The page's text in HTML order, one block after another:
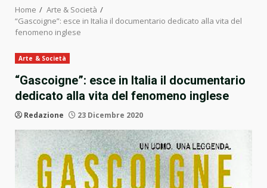
Home
Arte & Società
“Gascoigne”: esce in Italia il documentario dedicato alla vita del
fenomeno inglese
Arte & Società
“Gascoigne”: esce in Italia il documentario
dedicato alla vita del fenomeno inglese
Redazione 23 Dicembre 2020